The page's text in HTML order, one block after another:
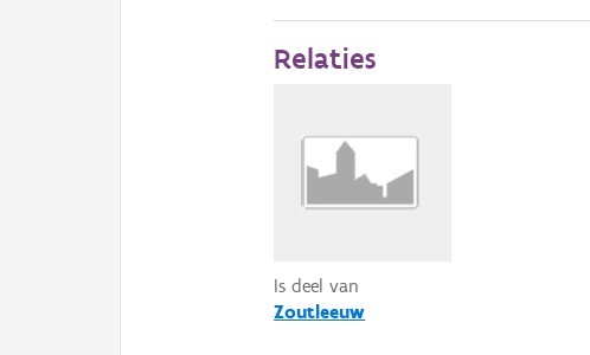
Relaties
Is deel van
Zoutleeuw